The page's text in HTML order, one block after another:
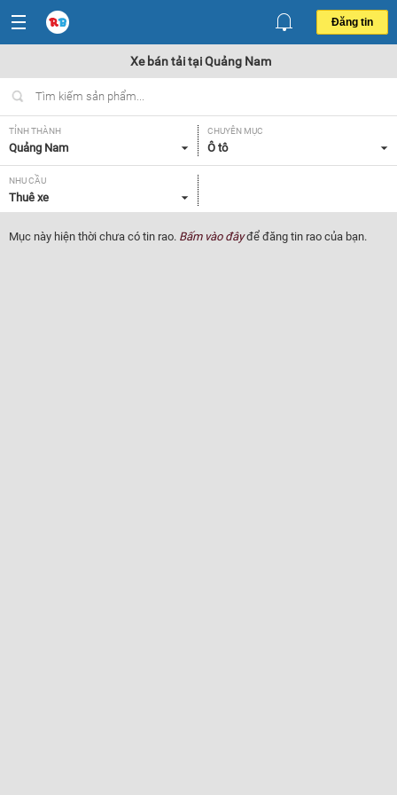
Đăng tin
Xe bán tải tại Quảng Nam
TỈNH THÀNH
Quảng Nam
CHUYÊN MỤC
Ô tô
NHU CẦU
Thuê xe
Mục này hiện thời chưa có tin rao. Bấm vào đâyđể đăng tin rao của bạn.